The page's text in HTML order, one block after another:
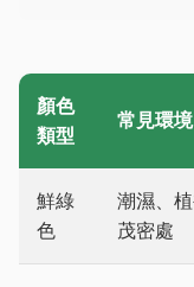
顏色
類型
常見環境
鮮綠
色
潮濕、
茂密處